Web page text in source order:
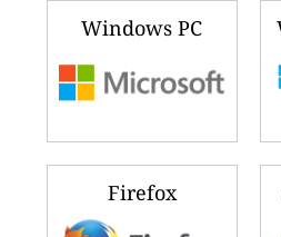
Windows PC
Firefox